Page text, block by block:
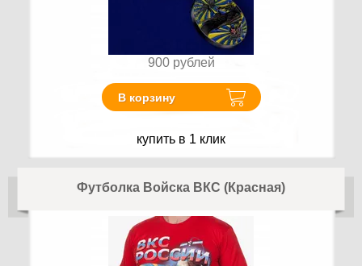
900 рублей
В корзину
купить в 1 клик
Футболка Войска ВКС (Красная)